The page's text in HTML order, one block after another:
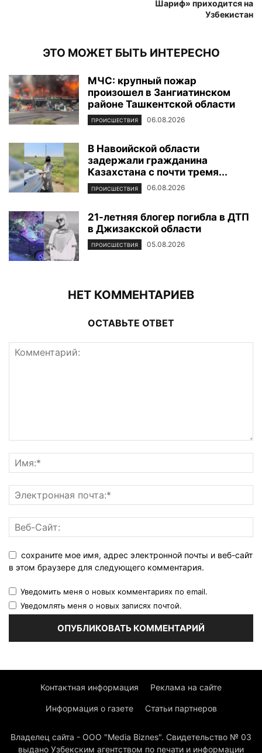
Шариф» приходится на
Узбекистан
ЭТО МОЖЕТ БЫТЬ ИНТЕРЕСНО
МЧС: крупный пожар
произошел в Зангиатинском
районе Ташкентской области
ПРОИСШЕСТВИЯ 06.08.2026
В Навоийской области
задержали гражданина
Казахстана с почти тремя...
ПРОИСШЕСТВИЯ 06.08.2026
21-летняя блогер погибла в ДТП
в Джизакской области
ПРОИСШЕСТВИЯ 05.08.2026
НЕТ КОММЕНТАРИЕВ
ОСТАВЬТЕ ОТВЕТ
сохраните мое имя, адрес электронной почты и веб-сайт
в этом браузере для следующего комментария.
Уведомить меня о новых комментариях по email.
Уведомлять меня о новых записях почтой.
Контактная информация Реклама на сайте
Информация о газете Статьи партнеров
Владелец сайта - ООО "Media Biznes". Свидетельство № 03
выдано Узбекским агентством по печати и информации